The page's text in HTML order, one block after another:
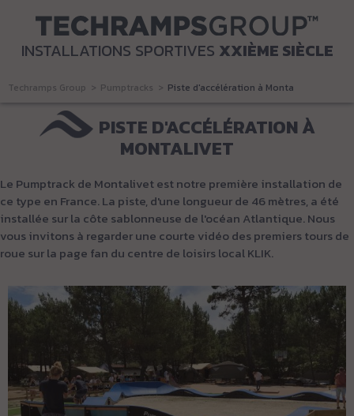
INSTALLATIONS SPORTIVES XXIÈME SIÈCLE
Techramps Group Pumptracks Piste d'accélération à Montalivet
PISTE D'ACCÉLÉRATION À
MONTALIVET
Le Pumptrack de Montalivet est notre première installation de
ce type en France. La piste, d'une longueur de 46 mètres, a été
installée sur la côte sablonneuse de l'océan Atlantique. Nous
vous invitons à regarder une courte vidéo des premiers tours de
roue sur la page fan du centre de loisirs local KLIK.